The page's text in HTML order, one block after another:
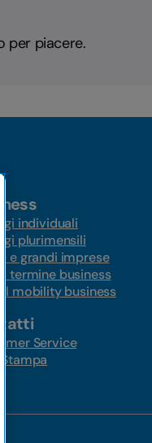
per piacere.
individuali
plurimensili
e grandi imprese
termine business
mobility business
Service